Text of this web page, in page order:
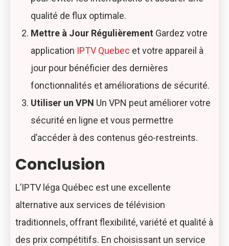
qualité de flux optimale.
Mettre à Jour Régulièrement Gardez votre
application IPTV Quebec et votre appareil à
jour pour bénéficier des dernières
fonctionnalités et améliorations de sécurité.
Utiliser un VPN Un VPN peut améliorer votre
sécurité en ligne et vous permettre
d’accéder à des contenus géo-restreints.
Conclusion
L’IPTV léga Québec est une excellente
alternative aux services de télévision
traditionnels, offrant flexibilité, variété et qualité à
des prix compétitifs. En choisissant un service